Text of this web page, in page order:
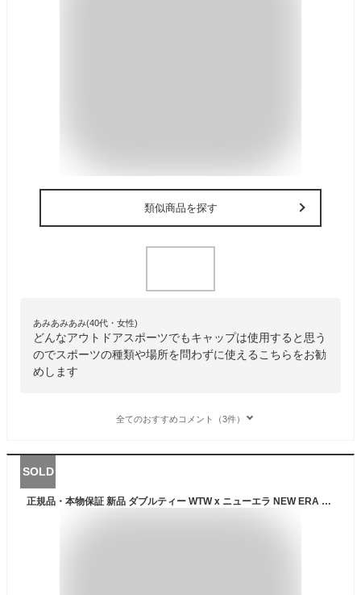
類似商品を探す
あみあみあみ(40代・女性)
どんなアウトドアスポーツでもキャップは使用すると思う
のでスポーツの種類や場所を問わずに使えるこちらをお勧
めします
全てのおすすめコメント（3件）
SOLD
正規品・本物保証 新品 ダブルティー WTW x ニューエラ NEW ERA 9FORTY 940AF MESH キャップ BLACK ブラック 黒 メンズ レディース ヘッドウェア